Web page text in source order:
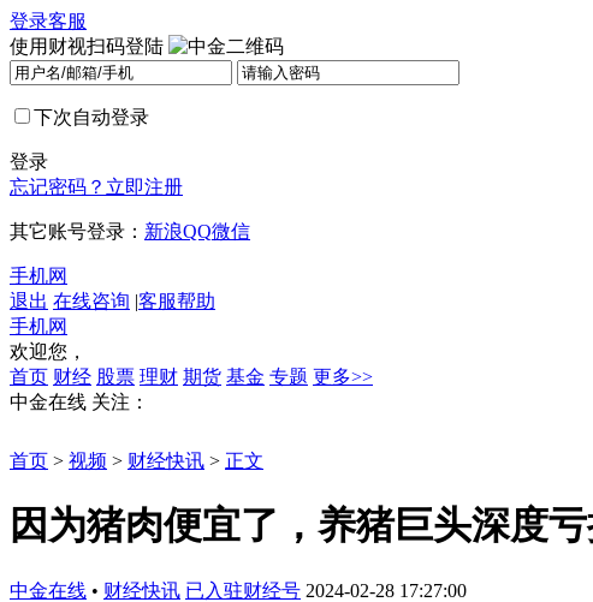
登录客服
使用财视扫码登陆
下次自动登录
登录
忘记密码？ 立即注册
其它账号登录： 新浪QQ微信
手机网
退出 在线咨询 |客服帮助
手机网
欢迎您，
首页 财经 股票 理财 期货 基金 专题 更多>>
中金在线 关注：
首页 > 视频 > 财经快讯 > 正文
因为猪肉便宜了，养猪巨头深度
中金在线 • 财经快讯 已入驻财经号 2024-02-28 17:27:00